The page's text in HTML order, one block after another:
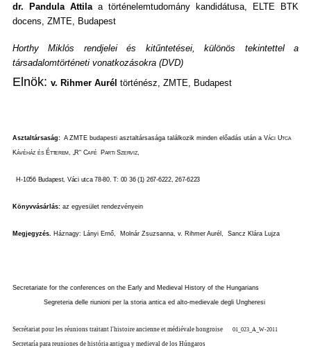
dr. Pandula Attila a történelemtudomány kandidátusa, ELTE BTK
docens, ZMTE, Budapest
Horthy Miklós rendjelei és kitűntetései, különös tekintettel a
társadalomtörténeti vonatkozásokra (DVD)
Elnök: v. Rihmer Aurél történész, ZMTE, Budapest
Asztaltársaság: A ZMTE budapesti asztaltársasága találkozik minden előadás után a Váci Utca
Kávéház és Étterem, „R“ Café Parti Szerviz,
H-1056 Budapest, Váci utca 78-80. T: 00 36 (1) 267-6222, 267-6223
Könyvvásárlás: az egyesület rendezvényein
Megjegyzés. Háznagy: Lányi Ernő, Molnár Zsuzsanna, v. Rihmer Aurél, Sancz Klára Lujza
Secretariate for the conferences on the Early and Medieval History of the Hungarians
Segreteria delle riunioni per la storia antica ed alto-medievale degli Ungheresi
Secrétariat pour les réunions traitant l'histoire ancienne et médiévale hongroise 01_023_A_W-2011
Secretaría para reuniones de história antigua y medieval de los Húngaros